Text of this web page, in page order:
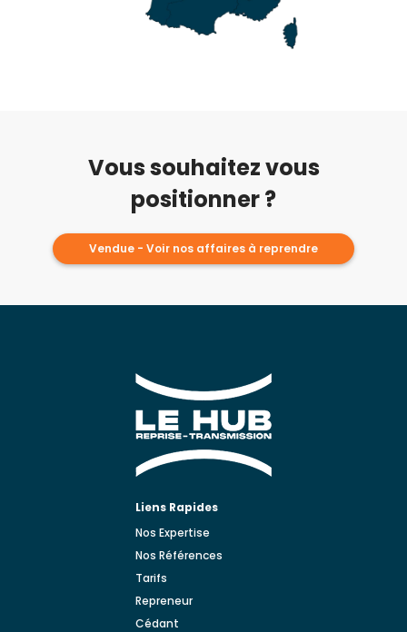
Vous souhaitez vous
positionner ?
Vendue - Voir nos affaires à reprendre
Liens Rapides
Nos Expertise
Nos Références
Tarifs
Repreneur
Cédant